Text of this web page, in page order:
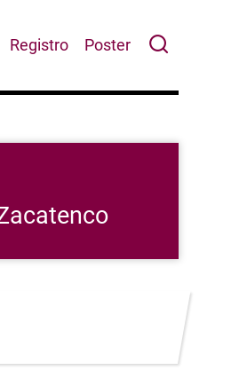
Registro Poster